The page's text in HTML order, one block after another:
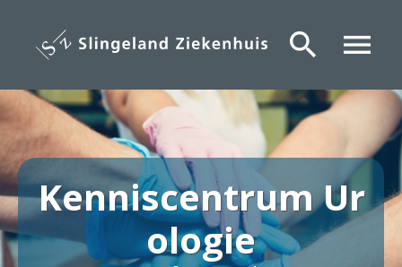
inhoud
gaan
menu
search
Kenniscentrum Ur
ologie